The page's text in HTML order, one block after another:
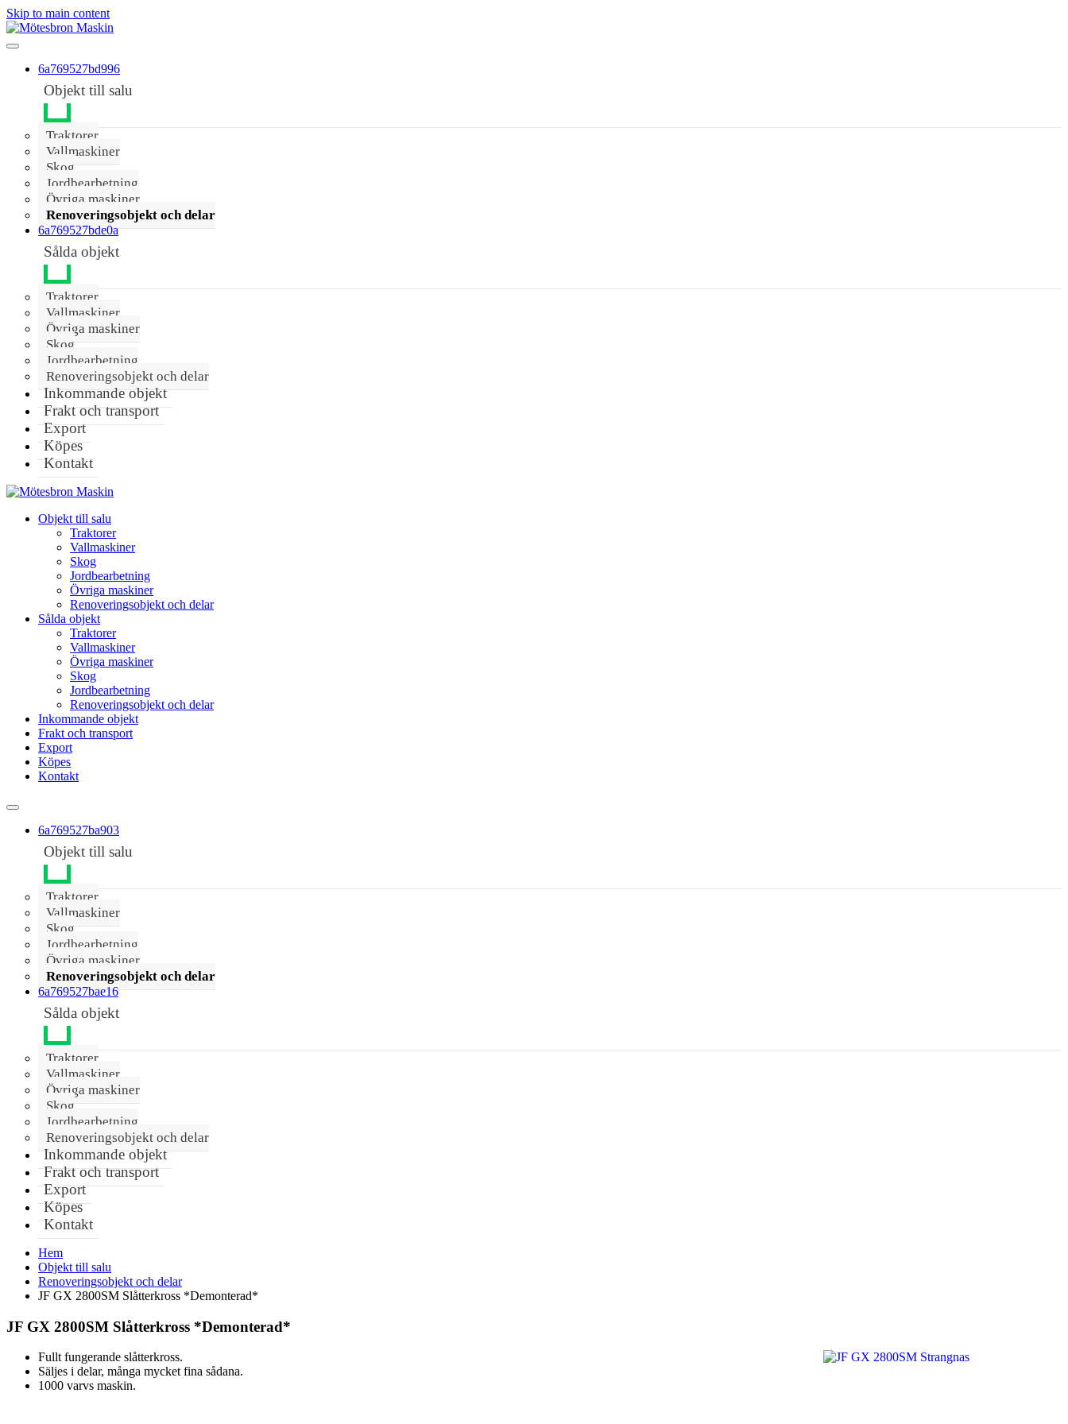
Skip to main content
6a769527bd996
Objekt till salu
Traktorer
Vallmaskiner
Skog
Jordbearbetning
Övriga maskiner
Renoveringsobjekt och delar
6a769527bde0a
Sålda objekt
Traktorer
Vallmaskiner
Övriga maskiner
Skog
Jordbearbetning
Renoveringsobjekt och delar
Inkommande objekt
Frakt och transport
Export
Köpes
Kontakt
Objekt till salu
Traktorer
Vallmaskiner
Skog
Jordbearbetning
Övriga maskiner
Renoveringsobjekt och delar
Sålda objekt
Traktorer
Vallmaskiner
Övriga maskiner
Skog
Jordbearbetning
Renoveringsobjekt och delar
Inkommande objekt
Frakt och transport
Export
Köpes
Kontakt
6a769527ba903
Objekt till salu
Traktorer
Vallmaskiner
Skog
Jordbearbetning
Övriga maskiner
Renoveringsobjekt och delar
6a769527bae16
Sålda objekt
Traktorer
Vallmaskiner
Övriga maskiner
Skog
Jordbearbetning
Renoveringsobjekt och delar
Inkommande objekt
Frakt och transport
Export
Köpes
Kontakt
Hem
Objekt till salu
Renoveringsobjekt och delar
JF GX 2800SM Slåtterkross *Demonterad*
JF GX 2800SM Slåtterkross *Demonterad*
Fullt fungerande slåtterkross.
Säljes i delar, många mycket fina sådana.
1000 varvs maskin.